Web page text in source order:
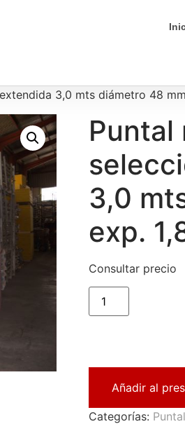
3,0 mts diámetro 48
Puntal
3,0
exp.
Consultar precio
Añadir al
Categorías: